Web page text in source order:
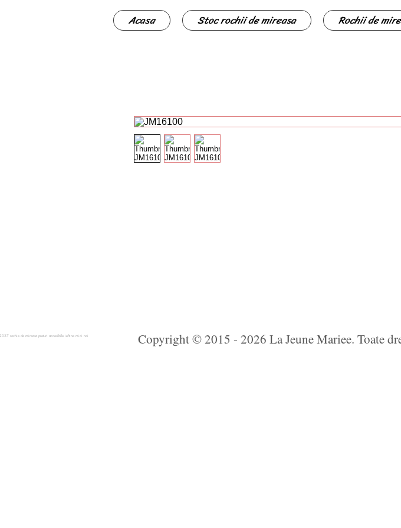
Acasa Stoc rochii de mireasa Rochii de
rochie de mireasa preturi accesibile ieftine mici noi Copyright © 2015 - 2026 La Jeune Mariee. Toate